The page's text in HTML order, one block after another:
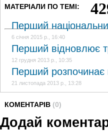
МАТЕРІАЛИ ПО ТЕМІ:
Перший
6 січня 2015 р., 16:40
Перший відновлює
12 грудня 2013 р., 10:35
Перший розпочинає
21 листопада 2013 р., 13:28
КОМЕНТАРІВ (0)
Додай